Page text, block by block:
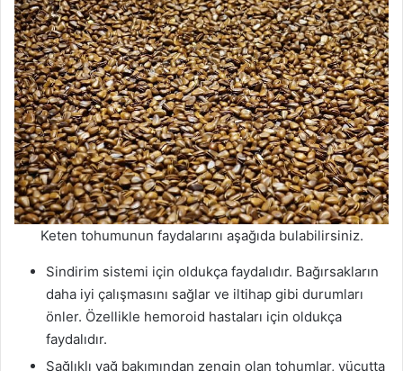
Keten tohumunun faydalarını aşağıda bulabilirsiniz.
Sindirim sistemi için oldukça faydalıdır. Bağırsakların
daha iyi çalışmasını sağlar ve iltihap gibi durumları
önler. Özellikle hemoroid hastaları için oldukça
faydalıdır.
Sağlıklı yağ bakımından zengin olan tohumlar, vücutta